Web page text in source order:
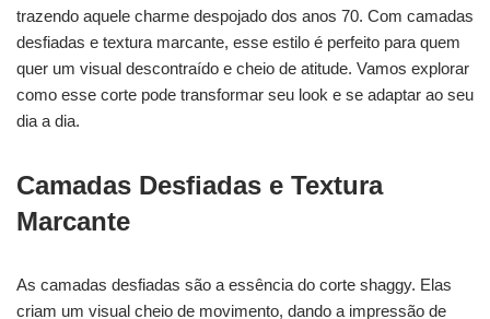
trazendo aquele charme despojado dos anos 70. Com camadas
desfiadas e textura marcante, esse estilo é perfeito para quem
quer um visual descontraído e cheio de atitude. Vamos explorar
como esse corte pode transformar seu look e se adaptar ao seu
dia a dia.
Camadas Desfiadas e Textura
Marcante
As camadas desfiadas são a essência do corte shaggy. Elas
criam um visual cheio de movimento, dando a impressão de